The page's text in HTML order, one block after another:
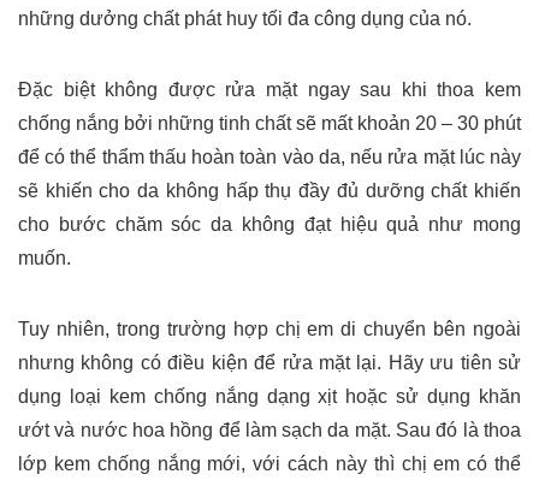
những dưởng chất phát huy tối đa công dụng của nó.
Đặc biệt không được rửa mặt ngay sau khi thoa kem
chống nắng bởi những tinh chất sẽ mất khoản 20 – 30 phút
để có thể thẩm thấu hoàn toàn vào da, nếu rửa mặt lúc này
sẽ khiến cho da không hấp thụ đầy đủ dưỡng chất khiến
cho bước chăm sóc da không đạt hiệu quả như mong
muốn.
Tuy nhiên, trong trường hợp chị em di chuyển bên ngoài
nhưng không có điều kiện để rửa mặt lại. Hãy ưu tiên sử
dụng loại kem chống nắng dạng xịt hoặc sử dụng khăn
ướt và nước hoa hồng để làm sạch da mặt. Sau đó là thoa
lớp kem chống nắng mới, với cách này thì chị em có thể